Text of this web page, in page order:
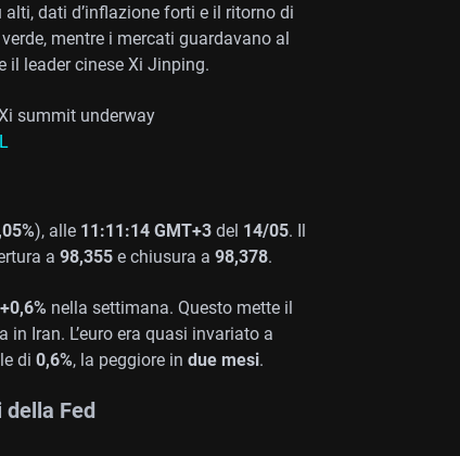
dati d’inflazione forti e il ritorno di
mentre i mercati guardavano al
il leader cinese Xi Jinping.
summit underway
), alle 11:11:14 GMT+3 del 14/05. Il
a 98,355 e chiusura a 98,378.
+0,6% nella settimana. Questo mette il
Iran. L’euro era quasi invariato a
di 0,6%, la peggiore in due mesi.
Fed